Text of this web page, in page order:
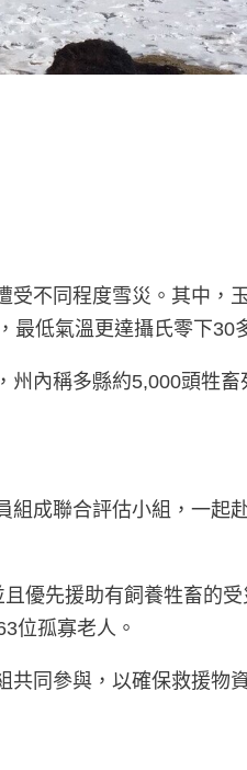
不同程度雪災。其中，
最低氣溫更達攝氏零下30
內稱多縣約5,000頭牲畜
成聯合評估小組，一起
優先援助有飼養牲畜的
位孤寡老人。
同參與，以確保救援物